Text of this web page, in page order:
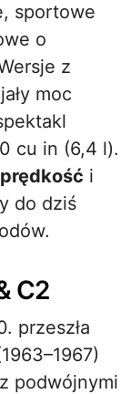
sportowe
o
z
moc
cu in (6,4 l).
prędkość i
do dziś
C2
przeszła
podwójnymi